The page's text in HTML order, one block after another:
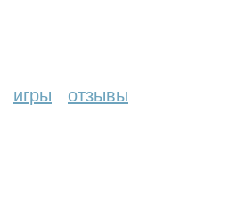
игры отзывы